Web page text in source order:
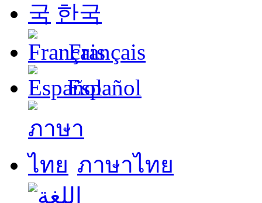
한국
Français
Español
ภาษาไทย